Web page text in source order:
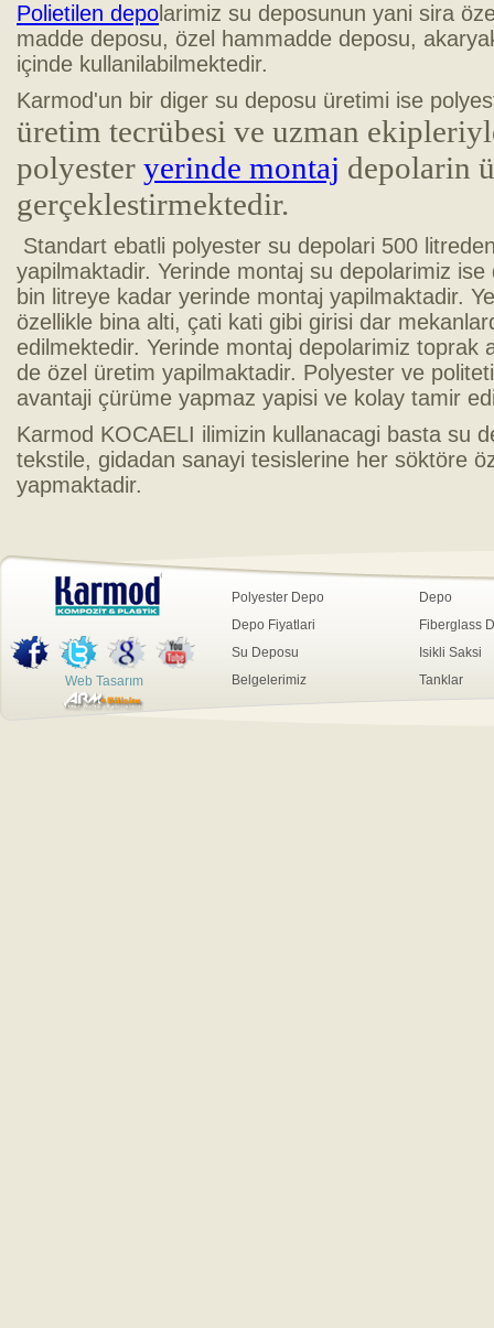
Polietilen depo larimiz su deposunun yani sira
madde deposu, özel hammadde deposu,
içinde kullanilabilmektedir.
Karmod'un bir diger su deposu üretimi ise
üretim tecrübesi ve uzman
polyester yerinde montaj depolarin
gerçeklestirmektedir.
Standart ebatli polyester su depolari 500
yapilmaktadir. Yerinde montaj su depolarimiz
bin litreye kadar yerinde montaj yapilmaktadir.
özellikle bina alti, çati kati gibi girisi dar
edilmektedir. Yerinde montaj depolarimiz toprak
de özel üretim yapilmaktadir. Polyester ve
avantaji çürüme yapmaz yapisi ve kolay tamir
Karmod KOCAELI ilimizin kullanacagi basta su
tekstile, gidadan sanayi tesislerine her söktöre
yapmaktadir.
Web Tasarım
Polyester Depo
Depo
Depo Fiyatlari
Fiberglass
Su Deposu
Isikli Saksi
Belgelerimiz
Tanklar